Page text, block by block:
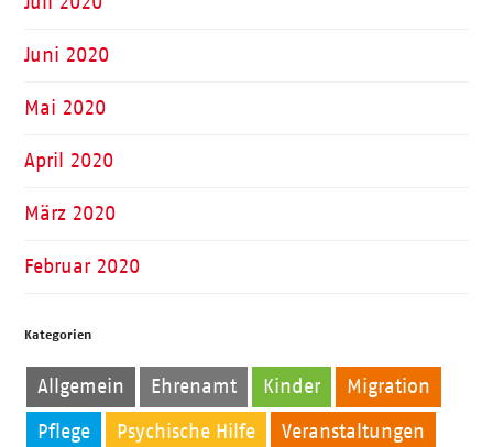
Juni 2020
Mai 2020
April 2020
März 2020
Februar 2020
Kategorien
Allgemein Ehrenamt Kinder Migration
Pflege Psychische Hilfe Veranstaltungen